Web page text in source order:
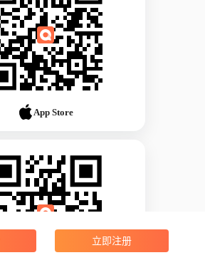
App Store
立即注册